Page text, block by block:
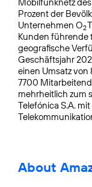
Mobilfunknetz
Prozent der
Unternehmen O2
Kunden führende
geografische
Geschäftsjahr
einen Umsatz
7700
mehrheitlich zum
Telefónica S.A.
About